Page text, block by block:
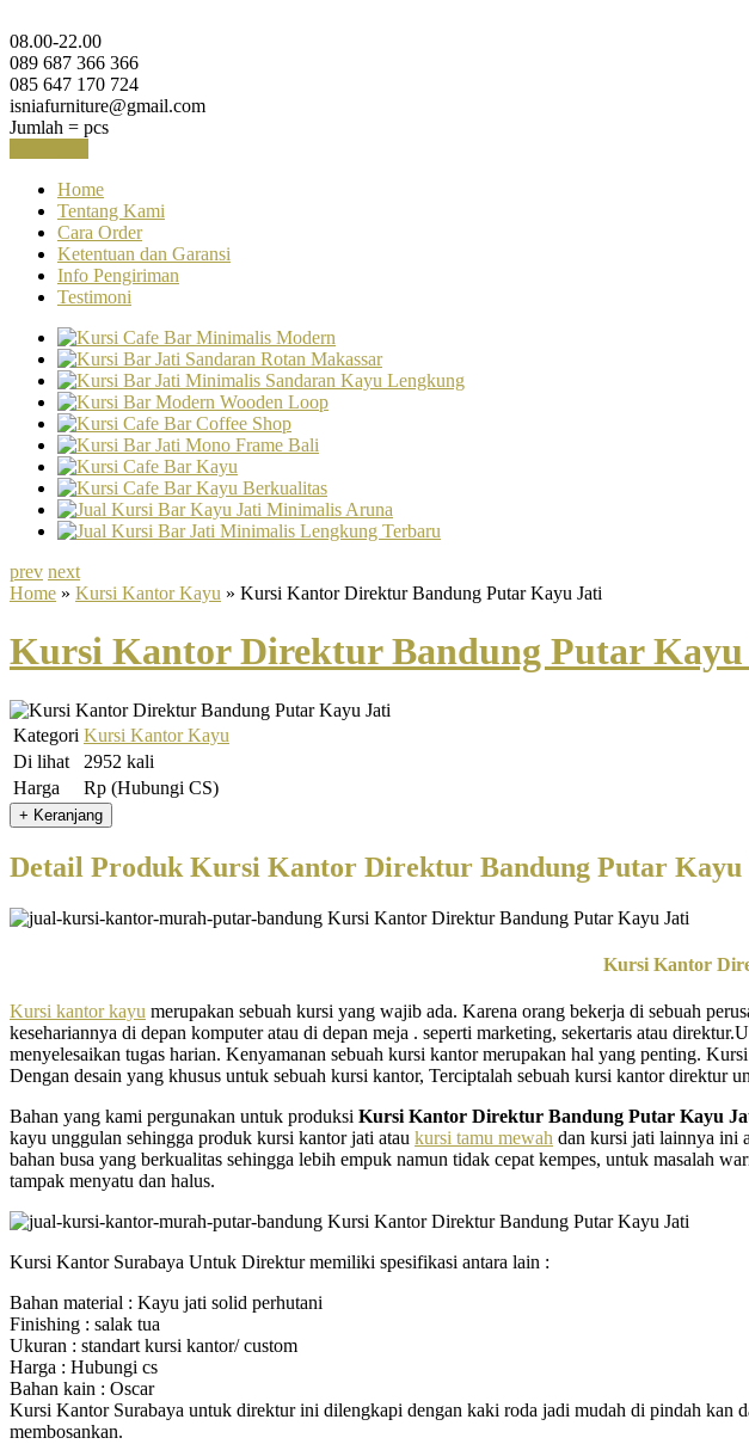
08.00-22.00
089 687 366 366
085 647 170 724
isniafurniture@gmail.com
Jumlah = pcs
Home
Tentang Kami
Cara Order
Ketentuan dan Garansi
Info Pengiriman
Testimoni
prev next
Home » Kursi Kantor Kayu » Kursi Kantor Direktur Bandung Putar Kayu Jati
Kursi Kantor Direktur Bandung Putar
Kategori Kursi Kantor Kayu
Di lihat
2952 kali
Harga
Rp (Hubungi CS)
Detail Produk Kursi Kantor Direktur Bandung Putar Kayu
Kursi Kantor
Kursi kantor kayu merupakan sebuah kursi yang wajib ada. Karena orang bekerja di sebuah
kesehariannya di depan komputer atau di depan meja . seperti marketing, sekertaris atau
menyelesaikan tugas harian. Kenyamanan sebuah kursi kantor merupakan hal yang penting.
Dengan desain yang khusus untuk sebuah kursi kantor, Terciptalah sebuah kursi kantor direktur
Bahan yang kami pergunakan untuk produksi Kursi Kantor Direktur Bandung Putar Kayu
kayu unggulan sehingga produk kursi kantor jati atau kursi tamu mewah dan kursi jati lainnya ini
bahan busa yang berkualitas sehingga lebih empuk namun tidak cepat kempes, untuk masalah
tampak menyatu dan halus.
Kursi Kantor Surabaya Untuk Direktur memiliki spesifikasi antara lain :
Bahan material : Kayu jati solid perhutani
Finishing : salak tua
Ukuran : standart kursi kantor/ custom
Harga : Hubungi cs
Bahan kain : Oscar
Kursi Kantor Surabaya untuk direktur ini dilengkapi dengan kaki roda jadi mudah di pindah kan
membosankan.